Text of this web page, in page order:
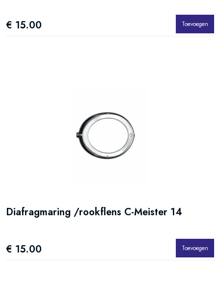
€ 15.00 Toevoegen
Diafragmaring /rookflens C-Meister 14
€ 15.00 Toevoegen